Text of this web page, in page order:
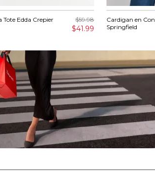
Tote Edda Crepier $59.98
$41.99
Cardigan en
Springfield